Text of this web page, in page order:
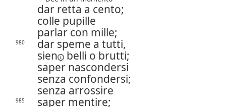
dar retta a cento;
colle pupille
parlar con mille;
980
dar speme a tutti,
sien
belli o brutti;
saper nascondersi
senza confondersi;
senza arrossire
985
saper mentire;